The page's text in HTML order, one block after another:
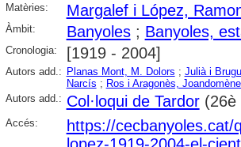
Matèries:
Margalef i López,
Àmbit: Banyoles; Banyoles,
Cronologia: [1919 - 2004]
Autors add.: Planas Mont, M. Dolors ; Julià i
Narcís ; Ros i Aragonès,
Autors add.: Col·loqui de Tardor(26è
Accés:
https://